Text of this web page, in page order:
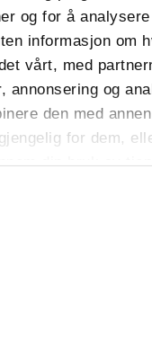
og for å
informasjon om
vårt, med
annonsering og
den med
for dem,
din bruk av